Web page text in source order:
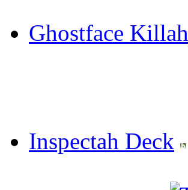
Ghostface Killah
Inspectah Deck